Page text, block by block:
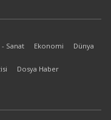
Sanat Ekonomi Dünya
Dosya Haber